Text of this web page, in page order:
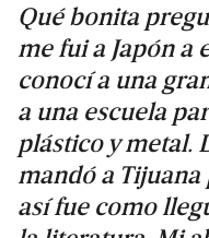
Qué bonita
me fui a Japón a
conocí a una
a una escuela
plástico y metal.
mandó a
así fue como